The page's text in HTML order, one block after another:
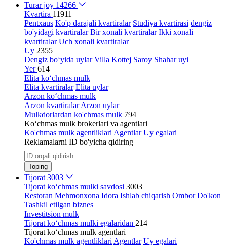
Turar joy 14266
Kvartira 11911
Pentxaus Ko'p darajali kvartiralar Studiya kvartirasi dengiz
bo'yidagi kvartiralar Bir xonali kvartiralar Ikki xonali
kvartiralar Uch xonali kvartiralar
Uy 2355
Dengiz bo‘yida uylar Villa Kottej Saroy Shahar uyi
Yer614
Elita ko‘chmas mulk
Elita kvartiralar Elita uylar
Arzon ko‘chmas mulk
Arzon kvartiralar Arzon uylar
Mulkdorlardan ko'chmas mulk 794
Ko‘chmas mulk brokerlari va agentlari
Ko'chmas mulk agentliklari Agentlar Uy egalari
Reklamalarni ID bo'yicha qidiring
Toping
Tijorat 3003
Tijorat ko‘chmas mulki savdosi 3003
Restoran Mehmonxona Idora Ishlab chiqarish Ombor Do'kon
Tashkil etilgan biznes
Investitsion mulk
Tijorat ko‘chmas mulki egalaridan 214
Tijorat ko‘chmas mulk agentlari
Ko'chmas mulk agentliklari Agentlar Uy egalari